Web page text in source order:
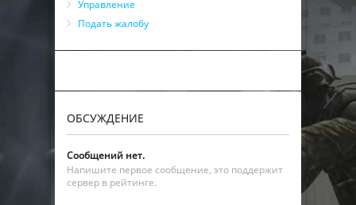
Управление
Подать жалобу
ОБСУЖДЕНИЕ
Сообщений нет.
Напишите первое сообщение, это поддержит
сервер в рейтинге.